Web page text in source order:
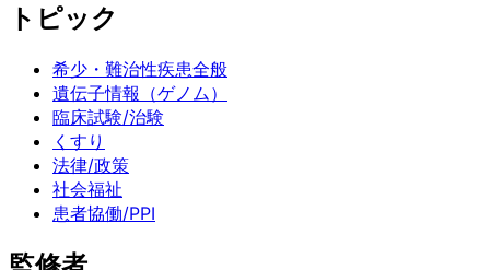
トピック
希少・難治性疾患全般
遺伝子情報（ゲノム）
臨床試験/治験
くすり
法律/政策
社会福祉
患者協働/PPI